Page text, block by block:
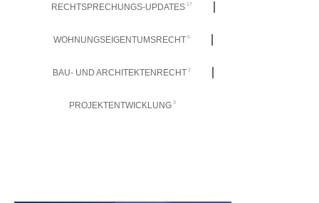
RECHTSPRECHUNGS-UPDATES 17
WOHNUNGSEIGENTUMSRECHT 6
BAU- UND ARCHITEKTENRECHT 2
PROJEKTENTWICKLUNG 3